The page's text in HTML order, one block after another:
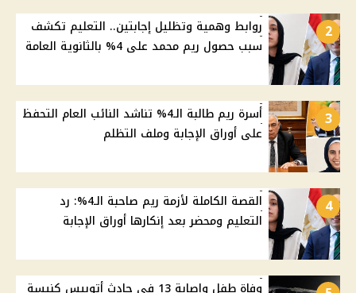
2
روابط وهمية وتظليل إجابتين.. التعليم تكشف
سبب حصول ريم محمد على 4% بالثانوية العامة
3
أسرة ريم طالبة الـ4% تناشد النائب العام التحفظ
على أوراق الإجابة وملف التظلم
4
القصة الكاملة لأزمة ريم صاحبة الـ4%: رد
التعليم ومحضر بعد إنكارها أوراق الإجابة
وفاة طفل وإصابة 13 في حادث أتوبيس كنيسة